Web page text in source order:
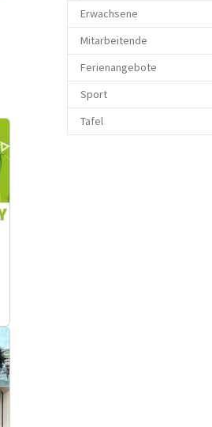
Erwachsene
Mitarbeitende
Ferienangebote
Sport
Tafel